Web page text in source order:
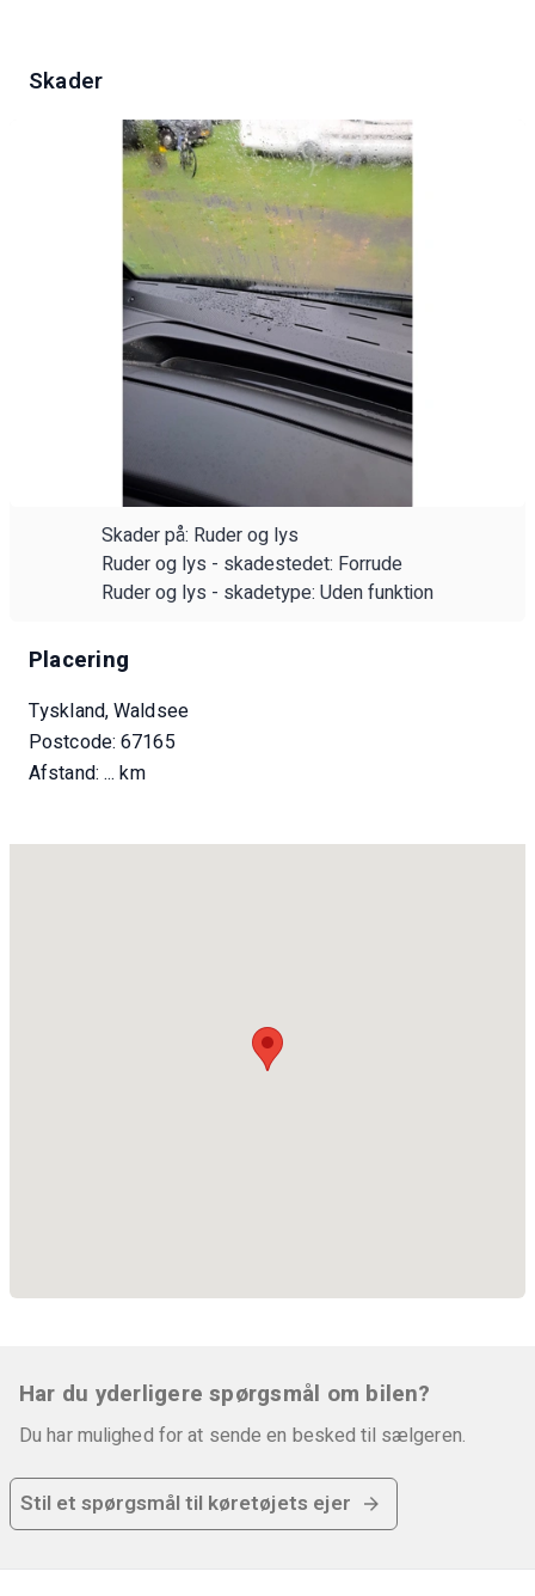
Skader
Skader på: Ruder og lys
Ruder og lys - skadestedet: Forrude
Ruder og lys - skadetype: Uden funktion
Placering
Tyskland, Waldsee
Postcode: 67165
Afstand:... km
Har du yderligere spørgsmål om bilen?
Du har mulighed for at sende en besked til sælgeren.
Stil et spørgsmål til køretøjets ejer